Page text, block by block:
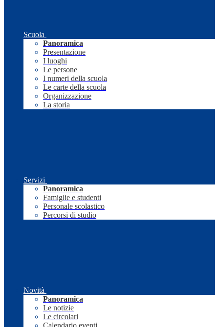
Scuola
Panoramica
Presentazione
I luoghi
Le persone
I numeri della scuola
Le carte della scuola
Organizzazione
La storia
Servizi
Panoramica
Famiglie e studenti
Personale scolastico
Percorsi di studio
Novità
Panoramica
Le notizie
Le circolari